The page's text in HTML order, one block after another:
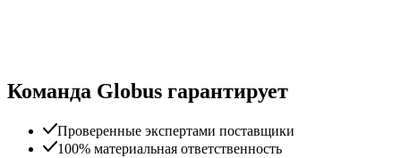
Команда Globus гарантирует
Проверенные экспертами поставщики
100% материальная ответственность